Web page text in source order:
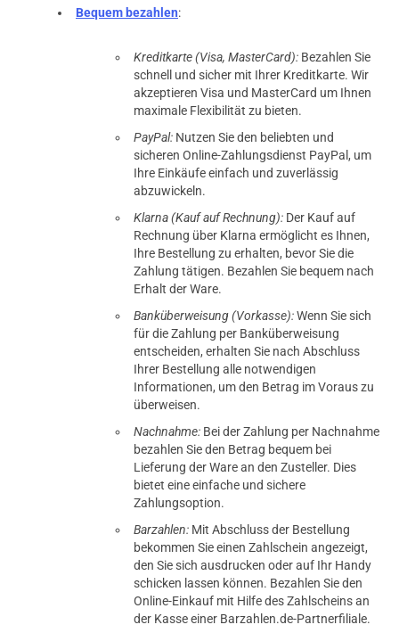
Bequem bezahlen:
Kreditkarte (Visa, MasterCard): Bezahlen Sie
schnell und sicher mit Ihrer Kreditkarte. Wir
akzeptieren Visa und MasterCard um Ihnen
maximale Flexibilität zu bieten.
PayPal: Nutzen Sie den beliebten und
sicheren Online-Zahlungsdienst PayPal, um
Ihre Einkäufe einfach und zuverlässig
abzuwickeln.
Klarna (Kauf auf Rechnung): Der Kauf auf
Rechnung über Klarna ermöglicht es Ihnen,
Ihre Bestellung zu erhalten, bevor Sie die
Zahlung tätigen. Bezahlen Sie bequem nach
Erhalt der Ware.
Banküberweisung (Vorkasse):Wenn Sie sich
für die Zahlung per Banküberweisung
entscheiden, erhalten Sie nach Abschluss
Ihrer Bestellung alle notwendigen
Informationen, um den Betrag im Voraus zu
überweisen.
Nachnahme: Bei der Zahlung per Nachnahme
bezahlen Sie den Betrag bequem bei
Lieferung der Ware an den Zusteller. Dies
bietet eine einfache und sichere
Zahlungsoption.
Barzahlen: Mit Abschluss der Bestellung
bekommen Sie einen Zahlschein angezeigt,
den Sie sich ausdrucken oder auf Ihr Handy
schicken lassen können. Bezahlen Sie den
Online-Einkauf mit Hilfe des Zahlscheins an
der Kasse einer Barzahlen.de-Partnerfiliale.